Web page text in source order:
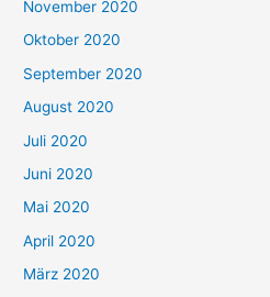
November 2020
Oktober 2020
September 2020
August 2020
Juli 2020
Juni 2020
Mai 2020
April 2020
März 2020